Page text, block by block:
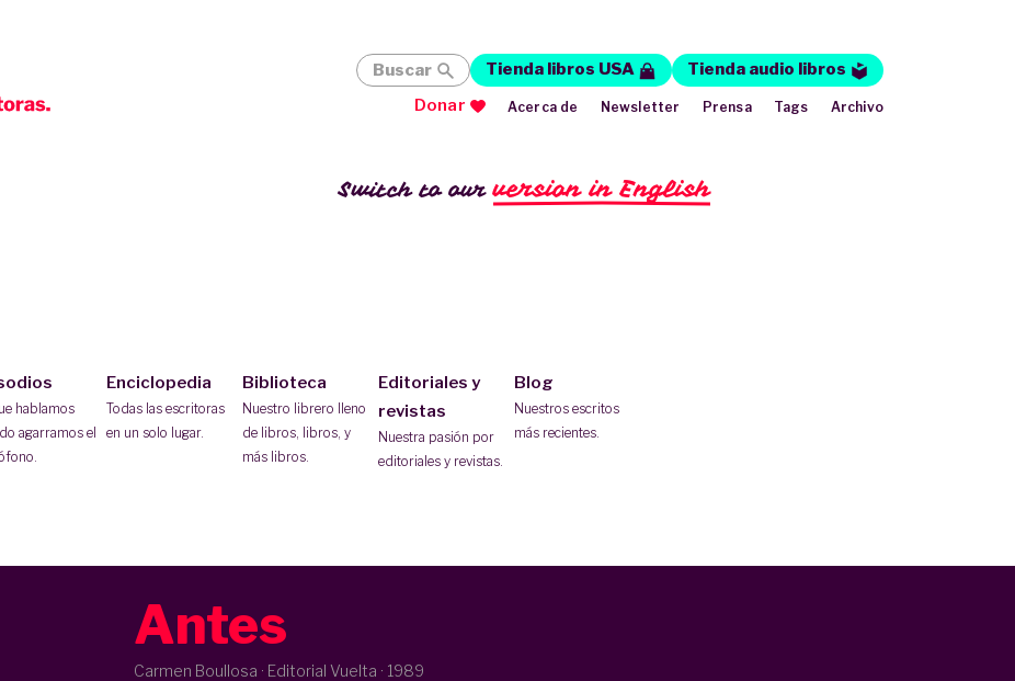
Switch to ourversion in English
hablamos
agarramos el
Enciclopedia
Todas las escritoras
en un solo lugar.
Biblioteca
Nuestro librero lleno
de libros, libros, y
más libros.
Editoriales y
revistas
Nuestra pasión por
editoriales y revistas.
Blog
Nuestros escritos
más recientes.
Buscar Tienda libros USA
Tienda audio libros
Donar
Acerca de Newsletter Prensa Tags Archivo
Antes
Carmen Boullosa · Editorial Vuelta · 1989